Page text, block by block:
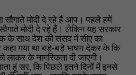
सौगाते मोदी दे रहे हैं आप। पहले हमें
मोदी दे रहे हैं। लेकिन यह सरकार
के साथ देश की संसद में सीए का
कहा गया था बड़े-बड़े भाषण देकर के कि
लाकर के नागरिकता दी जाएगी।
हूं सर, कि पिछले इतने दिनों में इनसे